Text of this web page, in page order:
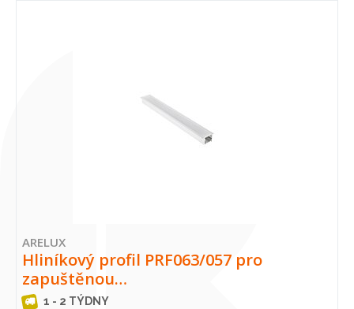
ARELUX
Hliníkový profil PRF063/057 pro
zapuštěnou…
1 - 2 TÝDNY